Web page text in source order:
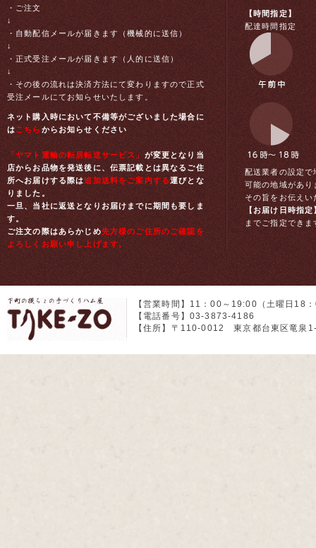
・ご注文
↓
・自動配信メールが届きます（機械的に送信）
↓
・正式受注メールが届きます（人的に送信）
↓
・その後の流れは決済方法にて変わりますので正式
受注メールにてお知らせいたします。
ネット購入時において不備等がございました場合に
はこちら からお知らせください
「ヤマト運輸の転居転送サービス」 が変更となり当
店からお品物を発送後に、伝票記載とは異なるご住
所へお届けする際は追加送料をご案内する運びとな
りました。
一旦、当社に返送となりお届けまでに期間も要しま
す。
ご注文の際はあらかじめ先方様のご住所のご確認を
よろしくお願い申し上げます。
【時間指定】
配達時間指定
配送業者の設定
可能の地域があ
その旨をお伝えい
【お届け日時指定
までご指定できま
【営業時間】11：00～19:00（土曜日18
【電話番号】03-3873-4186
【住所】〒110-0012 東京都台東区竜泉